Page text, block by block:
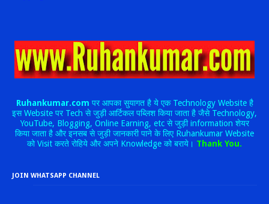
Ruhankumar.com पर आपका सुयागत है ये एक Technology Website है
इस Website पर Tech से जुड़ी आर्टिकल पब्लिश किया जाता है जैसे Technology,
YouTube, Blogging, Online Earning, etc से जुड़ी information शेयर
किया जाता है और इनसब से जुड़ी जानकारी पाने के लिए Ruhankumar Website
को Visit करते रोहिये और अपने Knowledge को बराये। Thank You.
JOIN WHATSAPP CHANNEL